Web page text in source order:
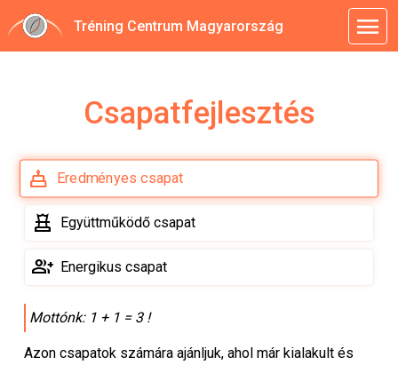
Tréning Centrum Magyarország menu
Csapatfejlesztés
cake Eredményes csapat
chess Együttműködő csapat
group_add Energikus csapat
Mottónk: 1 + 1 = 3 !
Azon csapatok számára ajánljuk, ahol már kialakult és